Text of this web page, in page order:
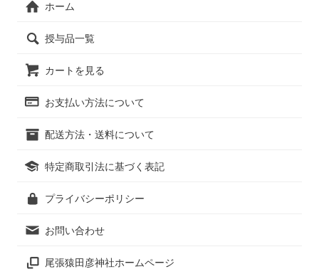
ホーム
授与品一覧
カートを見る
お支払い方法について
配送方法・送料について
特定商取引法に基づく表記
プライバシーポリシー
お問い合わせ
尾張猿田彦神社ホームページ